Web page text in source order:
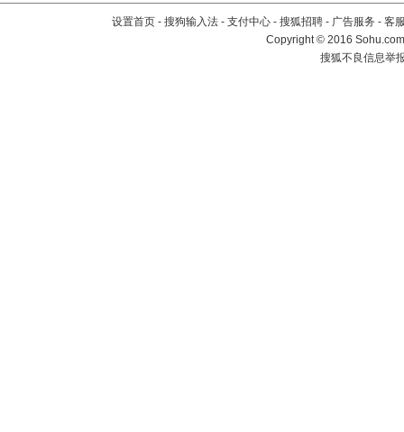
设置首页 - 搜狗输入法 - 支付中心 - 搜狐招聘 - 广告服务 - 客
Copyright©2016
搜狐不良信息举